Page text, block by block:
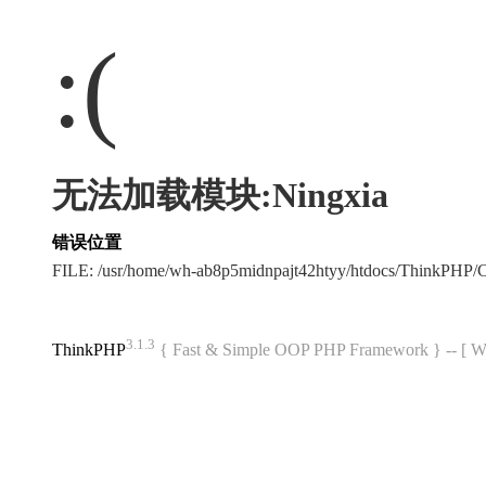
:(
无法加载模块:Ningxia
错误位置
FILE: /usr/home/wh-ab8p5midnpajt42htyy/htdocs/
ThinkPHP3.1.3 { Fast & Simple OOP PHP Framework } -- [